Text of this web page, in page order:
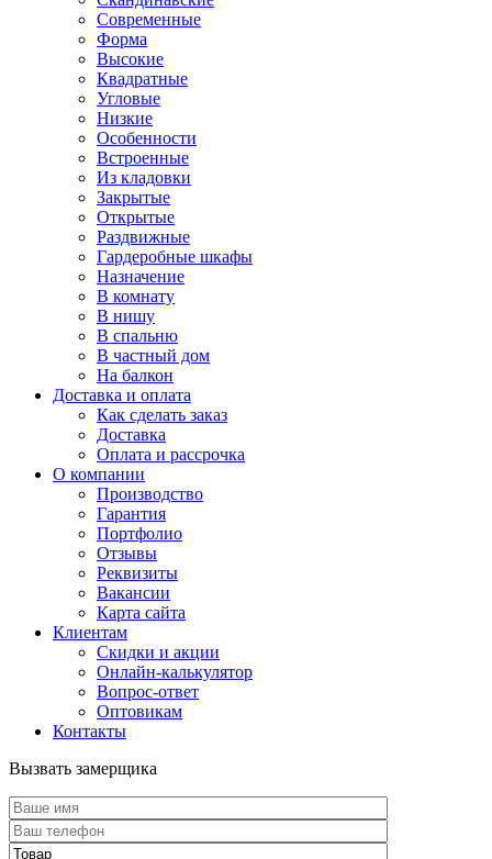
Современные
Форма
Высокие
Квадратные
Угловые
Низкие
Особенности
Встроенные
Из кладовки
Закрытые
Открытые
Раздвижные
Гардеробные шкафы
Назначение
В комнату
В нишу
В спальню
В частный дом
На балкон
Доставка и оплата
Как сделать заказ
Доставка
Оплата и рассрочка
О компании
Производство
Гарантия
Портфолио
Отзывы
Реквизиты
Вакансии
Карта сайта
Клиентам
Скидки и акции
Онлайн-калькулятор
Вопрос-ответ
Оптовикам
Контакты
Вызвать замерщика